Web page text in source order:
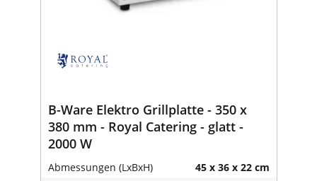
B-Ware Elektro Grillplatte - 350 x
380 mm - Royal Catering - glatt -
2000 W
Abmessungen (LxBxH) 45 x 36 x 22 cm